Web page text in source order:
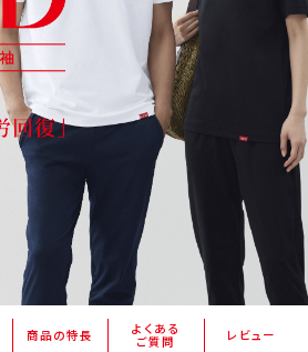
商品の特長
よくある
ご質問
レビュー